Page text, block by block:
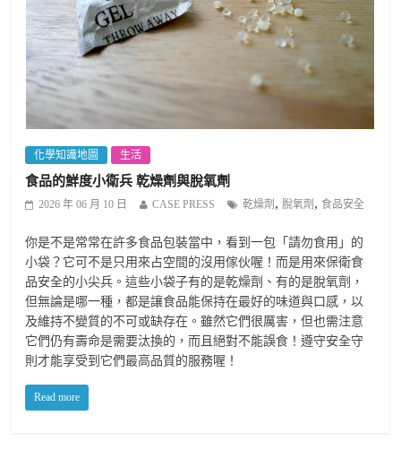
化學知識地圖 生活
食品的鮮度小衛兵 乾燥劑與脫氧劑
2026 年 06 月 10 日 CASE PRESS 乾燥劑 , 脫氧劑 ,食品安全
你是不是常常在許多食品包裝當中，看到一包「請勿食用」的
小袋？它可不是只用來占空間的沒用傢伙喔！而是用來保衛食
品安全的小尖兵。這些小袋子有的是乾燥劑、有的是脫氧劑，
但無論是哪一種，都是讓食品能保持在最好的味道與口感，以
及維持不變質的不可或缺存在。雖然它們很厲害，但也需注意
它們仍有壽命是需要汰換的，而且絕對不能誤食！遵守安全守
則才能享受到它們最高品質的服務喔！
Read more